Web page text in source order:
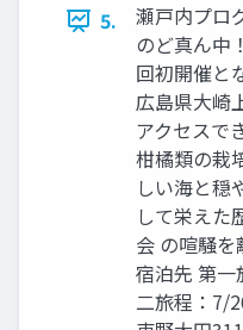
5.
瀬⼾内プロ
のど真ん中
回初開催と
広島県⼤崎
アクセスで
柑橘類の栽
しい海と穏
して栄えた
会 の喧騒
宿泊先 第
⼆旅程：7/